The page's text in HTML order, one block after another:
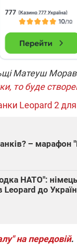
Матеуш
то буде
Leopard 2
– марафон
НАТО":
Leopard до
на передовій.